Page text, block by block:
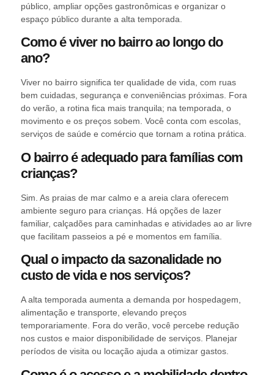
público, ampliar opções gastronômicas e organizar o
espaço público durante a alta temporada.
Como é viver no bairro ao longo do
ano?
Viver no bairro significa ter qualidade de vida, com ruas
bem cuidadas, segurança e conveniências próximas. Fora
do verão, a rotina fica mais tranquila; na temporada, o
movimento e os preços sobem. Você conta com escolas,
serviços de saúde e comércio que tornam a rotina prática.
O bairro é adequado para famílias com
crianças?
Sim. As praias de mar calmo e a areia clara oferecem
ambiente seguro para crianças. Há opções de lazer
familiar, calçadões para caminhadas e atividades ao ar livre
que facilitam passeios a pé e momentos em família.
Qual o impacto da sazonalidade no
custo de vida e nos serviços?
A alta temporada aumenta a demanda por hospedagem,
alimentação e transporte, elevando preços
temporariamente. Fora do verão, você percebe redução
nos custos e maior disponibilidade de serviços. Planejar
períodos de visita ou locação ajuda a otimizar gastos.